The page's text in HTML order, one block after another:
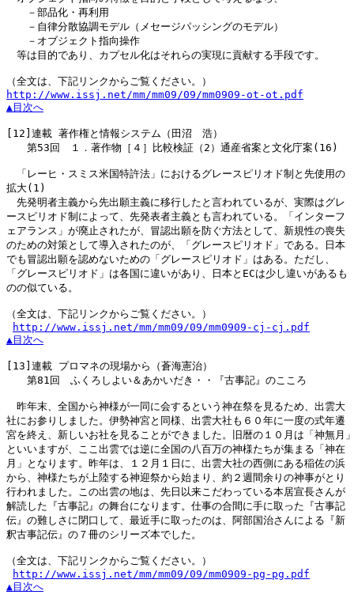
－部品化・再利用
－自律分散協調モデル（メセージパッシングのモデル）
－オブジェクト指向操作
等は目的であり、カプセル化はそれらの実現に貢献する手段です。
http://www.issj.net/mm/mm09/09/mm0909-ot-ot.pdf
▲目次へ
[12] 連載 著作権と情報システム（田沼　浩）
第53回　１．著作物［４］比較検証（2）通産省案と文化庁案(16)
「レーヒ・スミス米国特許法」におけるグレースピリオド制と先使用の
拡大(1)
先発明者主義から先出願主義に移行したと言われているが、実際はグレ
ースピリオド制によって、先発表者主義とも言われている。「インターフ
ェアランス」が廃止されたが、冒認出願を防ぐ方法として、新規性の喪失
のための対策として導入されたのが、「グレースピリオド」である。日本
でも冒認出願を認めないための「グレースピリオド」はある。ただし、
「グレースピリオド」は各国に違いがあり、日本とECは少し違いがあるも
のの似ている。
（全文は、下記リンクからご覧ください。）
http://www.issj.net/mm/mm09/09/mm0909-cj-cj.pdf
▲目次へ
[13] 連載 プロマネの現場から（蒼海憲治）
第81回　ふくろしよい＆あかいだき・・『古事記』のこころ
昨年末、全国から神様が一同に会するという神在祭を見るため、出雲大
社にお参りしました。伊勢神宮と同様、出雲大社も６０年に一度の式年遷
宮を終え、新しいお社を見ることができました。旧暦の１０月は「神無月
といいますが、ここ出雲では逆に全国の八百万の神様たちが集まる「神在
月」となります。昨年は、１２月１日に、出雲大社の西側にある稲佐の浜
から、神様たちが上陸する神迎祭から始まり、約２週間余りの神事がとり
行われました。この出雲の地は、先日以来こだわっている本居宣長さんが
解読した『古事記』の舞台になります。仕事の合間に手に取った『古事記
伝』の難しさに閉口して、最近手に取ったのは、阿部国治さんによる『新
釈古事記伝』の７冊のシリーズ本でした。
（全文は、下記リンクからご覧ください。）
http://www.issj.net/mm/mm09/09/mm0909-pg-pg.pdf
▲目次へ